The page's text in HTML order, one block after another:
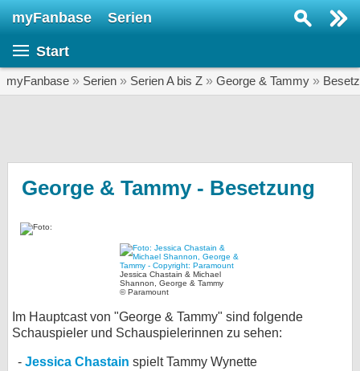
myFanbase Serien
Start
myFanbase » Serien » Serien A bis Z » George & Tammy »
George & Tammy - Besetzung
Jessica Chastain & Michael
Shannon, George & Tammy
© Paramount
Im Hauptcast von "George & Tammy" sind folgende
Schauspieler und Schauspielerinnen zu sehen:
Jessica Chastain spielt Tammy Wynette
SERIEN
Specials
SERVICE
Gewinnspiele